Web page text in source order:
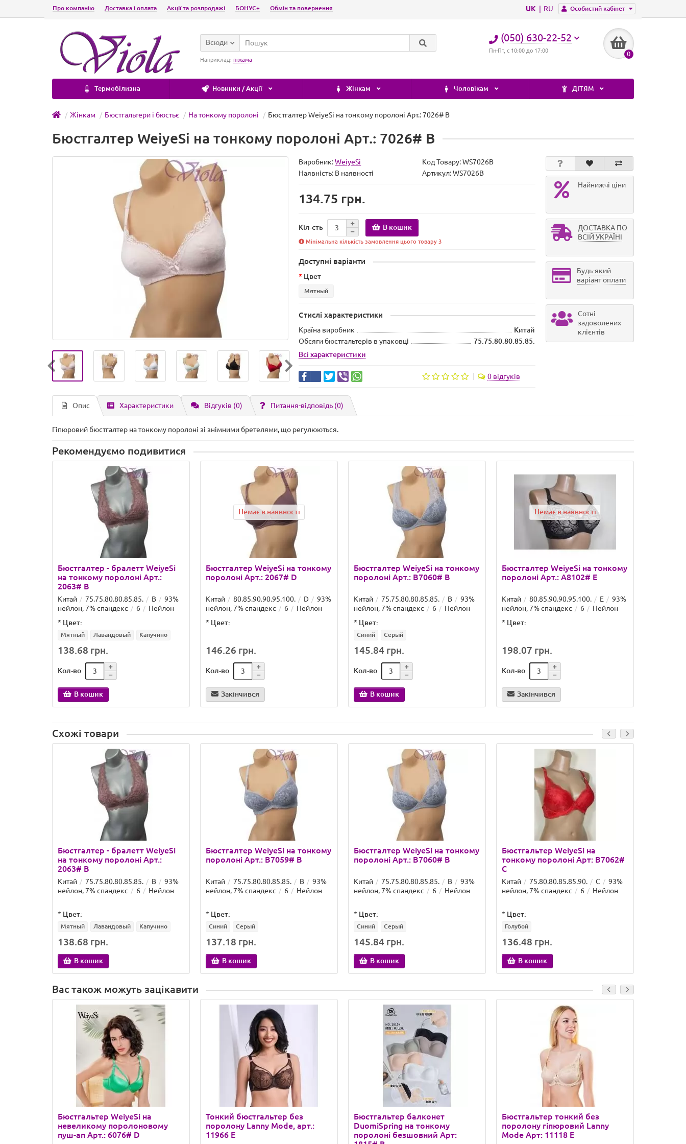
Особистий кабінет
UK RU
Про компанію Доставка і оплата Акції та розпродажі БОНУС+ Обмін та повернення
(050) 630-22-52
Пн-Пт, с 10:00 до 17:00 0
Всюди
Наприклад: піжама
Термобілизна Новинки / Акції Жінкам Чоловікам ДІТЯМ
Жінкам Бюстгальтери і бюстьє На тонкому поролоні Бюстгалтер WeiyeSi на тонкому поролоні Арт.: 7026# B
Бюстгалтер WeiyeSi на тонкому поролоні Арт.: 7026# B
Виробник:WeiyeSi Код Товару:WS7026B
Наявність: В наявності Артикул: WS7026B
134.75 грн.
Кіл-сть В кошик
Мінімальна кількість замовлення цього товару 3
Доступні варіанти
Цвет
Мятный
Стислі характеристики
Країна виробник
Китай
Обсяги бюстгальтерів в упаковці
75.75.80.80.85.85.
Всі характеристики
0 відгуків
Найнижчі ціни
ДОСТАВКА ПО
ВСІЙ УКРАЇНІ
Будь-який
варіант оплати
Сотні
задоволених
клієнтів
Опис Характеристики Відгуків (0) Питання-відповідь (0)
Гіпюровий бюстгалтер на тонкому поролоні зі знімними бретелями, що регулюються.
Рекомендуємо подивитися
Бюстгалтер - бралетт WeiyeSi
на тонкому поролоні Арт.:
2063# B
Китай 75.75.80.80.85.85. B
93%
нейлон, 7% спандекс
6
Нейлон
* Цвет:
Мятный Лавандовый Капучино
138.68 грн.
Кол-во
В кошик
Немає в наявності
Бюстгалтер WeiyeSi на тонкому
поролоні Арт.: 2067# D
Китай 80.85.90.90.95.100. D
93%
нейлон, 7% спандекс
6
Нейлон
* Цвет:
146.26 грн.
Кол-во
Закінчився
Бюстгалтер WeiyeSi на тонкому
поролоні Арт.: B7060# B
Китай 75.75.80.80.85.85. B
93%
нейлон, 7% спандекс
6
Нейлон
* Цвет:
Синий Серый
145.84 грн.
Кол-во
В кошик
Немає в наявності
Бюстгалтер WeiyeSi на тонкому
поролоні Арт.: A8102# E
Китай 80.85.90.90.95.100. E
93%
нейлон, 7% спандекс
6
Нейлон
* Цвет:
198.07 грн.
Кол-во
Закінчився
Схожі товари
Бюстгалтер - бралетт WeiyeSi
на тонкому поролоні Арт.:
2063# B
Китай 75.75.80.80.85.85. B
93%
нейлон, 7% спандекс
6 Нейлон
* Цвет:
Мятный Лавандовый Капучино
138.68 грн.
В кошик
Бюстгалтер WeiyeSi на тонкому
поролоні Арт.: B7059# B
Китай 75.75.80.80.85.85. B
93%
нейлон, 7% спандекс
6 Нейлон
* Цвет:
Синий Серый
137.18 грн.
В кошик
Бюстгалтер WeiyeSi на тонкому
поролоні Арт.: B7060# B
Китай 75.75.80.80.85.85. B
93%
нейлон, 7% спандекс
6 Нейлон
* Цвет:
Синий Серый
145.84 грн.
В кошик
Бюстгальтер WeiyeSi на
тонкому поролоні Арт: B7062#
C
Китай 75.80.80.85.85.90. C
93%
нейлон, 7% спандекс
6 Нейлон
* Цвет:
Голубой
136.48 грн.
В кошик
Вас також можуть зацікавити
Бюстгальтер WeiyeSi на
невеликому поролоновому
пуш-ап Арт.: 6076# D
Тонкий бюстгальтер без
поролону Lanny Mode, арт.:
11966 E
Бюстгальтер балконет
DuomiSpring на тонкому
поролоні безшовний Арт:
Бюстгальтер тонкий без
поролону гіпюровий Lanny
Mode Арт: 11118 E